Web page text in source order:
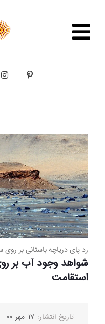
رد پای دریاچه باستانی بر روی
شواهد وجود آب بر
استقامت
تاریخ انتشار:۱۷ مهر ۰۰